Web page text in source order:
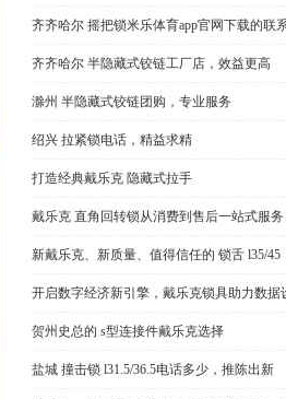
齐齐哈尔 摇把锁米乐体育app官网下载的联
齐齐哈尔 半隐藏式铰链工厂店，效益更高
滁州 半隐藏式铰链团购，专业服务
绍兴 拉紧锁电话，精益求精
打造经典戴乐克 隐藏式拉手
戴乐克 直角回转锁从消费到售后一站式服务
新戴乐克、新质量、值得信任的 锁舌 l35/45
开启数字经济新引擎，戴乐克锁具助力数据
贺州史总的 s型连接件戴乐克选择
盐城 撞击锁 l31.5/36.5电话多少，推陈出新